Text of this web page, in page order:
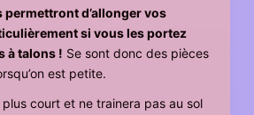
permettront d’allonger vos
si vous les portez
à talons ! Se sont donc des pièces
est petite.
court et ne trainera pas au sol